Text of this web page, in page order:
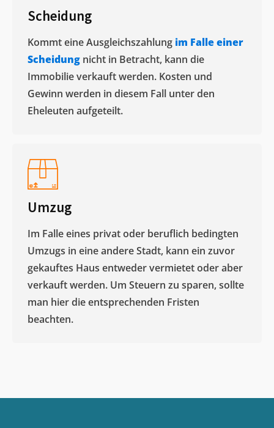
Scheidung
Kommt eine Ausgleichszahlung im Falle einer
Scheidung nicht in Betracht, kann die
Immobilie verkauft werden. Kosten und
Gewinn werden in diesem Fall unter den
Eheleuten aufgeteilt.​
Umzug
Im Falle eines privat oder beruflich bedingten
Umzugs in eine andere Stadt, kann ein zuvor
gekauftes Haus entweder vermietet oder aber
verkauft werden. Um Steuern zu sparen, sollte
man hier die entsprechenden Fristen
beachten.